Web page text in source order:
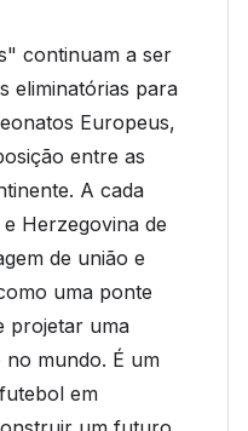
continuam a ser
eliminatórias para
Europeus,
entre as
A cada
Herzegovina de
de união e
uma ponte
projetar uma
no mundo. É um
em